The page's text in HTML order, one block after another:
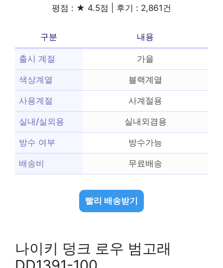
평점 : ★ 4.5점 | 후기 : 2,861건
구분 내용
출시 계절 가을
색상계열 블랙계열
사용계절 사계절용
실내/실외용 실내외겸용
방수 여부 방수가능
배송비 무료배송
빨리 배송받기
나이키 덩크 로우 범고래